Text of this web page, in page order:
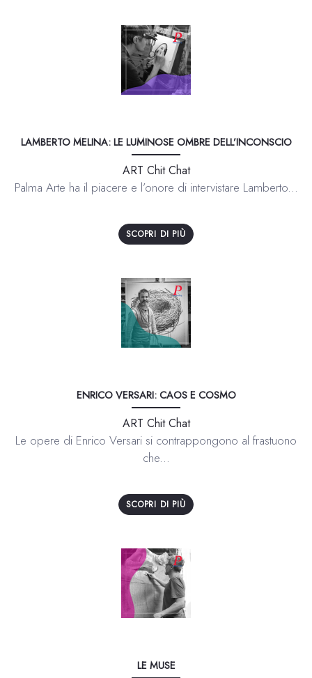
LAMBERTO MELINA: LE LUMINOSE OMBRE DELL’INCONSCIO
ART Chit Chat
Palma Arte ha il piacere e l’onore di intervistare Lamberto...
SCOPRI DI PIÙ
ENRICO VERSARI: CAOS E COSMO
ART Chit Chat
Le opere di Enrico Versari si contrappongono al frastuono
che...
SCOPRI DI PIÙ
LE MUSE